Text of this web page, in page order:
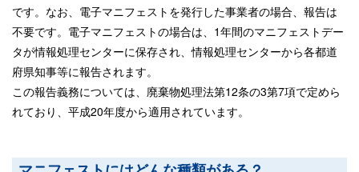
です。なお、電子マニフェストを発行した事業者の場合、報告は
不要です。電子マニフェストの場合は、1年間のマニフェストデー
タが情報処理センターに保存され、情報処理センターから各都道
府県知事等に報告されます。
この報告義務については、廃棄物処理法第12条の3第7項で定めら
れており、平成20年度から適用されています。